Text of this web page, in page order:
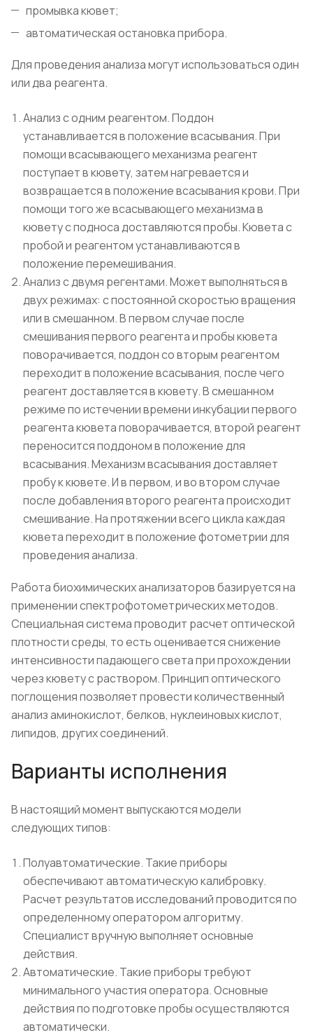
промывка кювет;
автоматическая остановка прибора.
Для проведения анализа могут использоваться один
или два реагента.
Анализ с одним реагентом. Поддон
устанавливается в положение всасывания. При
помощи всасывающего механизма реагент
поступает в кювету, затем нагревается и
возвращается в положение всасывания крови. При
помощи того же всасывающего механизма в
кювету с подноса доставляются пробы. Кювета с
пробой и реагентом устанавливаются в
положение перемешивания.
Анализ с двумя регентами. Может выполняться в
двух режимах: с постоянной скоростью вращения
или в смешанном. В первом случае после
смешивания первого реагента и пробы кювета
поворачивается, поддон со вторым реагентом
переходит в положение всасывания, после чего
реагент доставляется в кювету. В смешанном
режиме по истечении времени инкубации первого
реагента кювета поворачивается, второй реагент
переносится поддоном в положение для
всасывания. Механизм всасывания доставляет
пробу к кювете. И в первом, и во втором случае
после добавления второго реагента происходит
смешивание. На протяжении всего цикла каждая
кювета переходит в положение фотометрии для
проведения анализа.
Работа биохимических анализаторов базируется на
применении спектрофотометрических методов.
Специальная система проводит расчет оптической
плотности среды, то есть оценивается снижение
интенсив­ности падающего света при прохождении
через кювету с раствором. Принцип оптического
поглощения позволяет провести количественный
анализ аминокислот, белков, нуклеиновых кислот,
липидов, других соединений.
Варианты исполнения
В настоящий момент выпускаются модели
следующих типов:
Полуавтоматические. Такие приборы
обеспечивают автоматическую калибровку.
Расчет результатов исследований проводится по
определенному оператором алгоритму.
Специалист вручную выполняет основные
действия.
Автоматические. Такие приборы требуют
минимального участия оператора. Основные
действия по подготовке пробы осуществляются
автоматически.